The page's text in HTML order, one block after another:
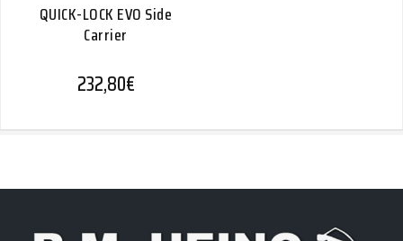
QUICK-LOCK EVO Side
Carrier
232,80€